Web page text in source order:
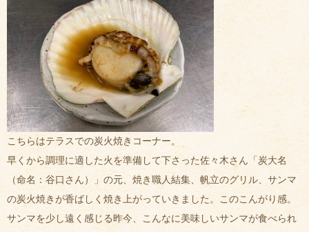
こちらはテラスでの炭火焼きコーナー。
早くから調理に適した火を準備して下さった佐々木さん「炭大名
（命名：谷口さん）」の元、焼き職人結集、帆立のグリル、サンマ
の炭火焼きが香ばしく焼き上がっていきました。このこんがり感。
サンマを少し遠く感じる昨今、こんなに美味しいサンマが食べられ